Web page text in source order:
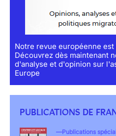
Notre revue européenne est
Découvrez dès maintenant
d'analyse et d'opinion sur
Europe
PUBLICATIONS DE
Publications